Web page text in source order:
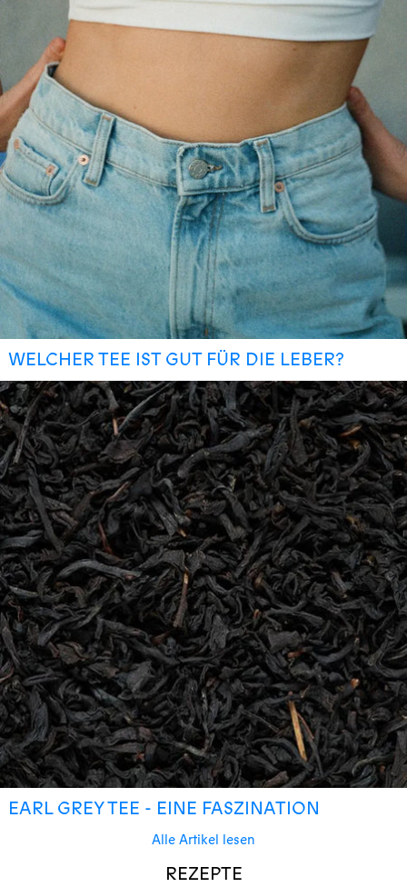
WELCHER TEE IST GUT FÜR DIE LEBER?
EARL GREY TEE - EINE FASZINATION
Alle Artikel lesen
REZEPTE